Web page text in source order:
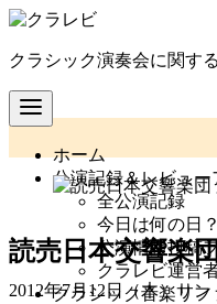
コ
テ
ン
ツ
移
クラシック演奏会に関す
ホーム
公演記録＆レビュー
全公演記録
今日は何の日
公演情報投稿
クラレビ運営
クラシック音楽リフ
読売日本交響楽
2012年7月12日（木）サ